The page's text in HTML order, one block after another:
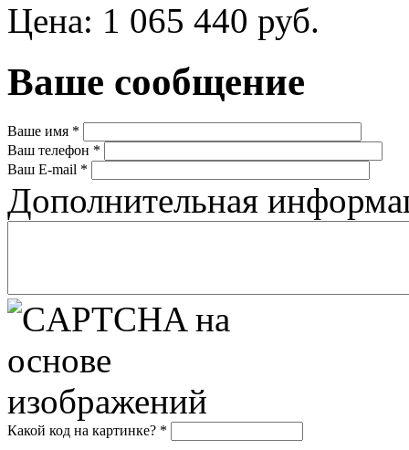
Цена: 1 065 440 руб.
Ваше сообщение
Ваше имя *
Ваш телефон *
Ваш E-mail *
Дополнительная
Какой код на картинке? *